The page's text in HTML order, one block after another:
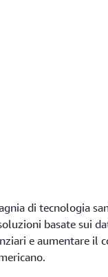
di tecnologia
basate sui
e aumentare il